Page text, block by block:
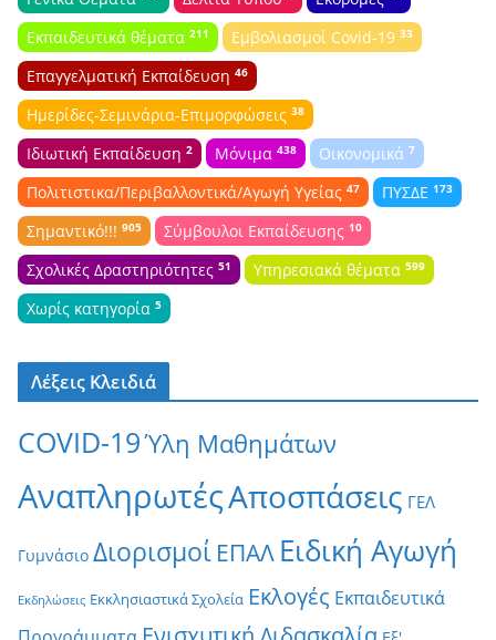
Εκπαιδευτικά θέματα 211 Εμβολιασμοί Covid-19 33
Επαγγελματική Εκπαίδευση 46
Ημερίδες-Σεμινάρια-Επιμορφώσεις 38
Ιδιωτική Εκπαίδευση 2 Μόνιμα 438 Οικονομικά 7
Πολιτιστικα/Περιβαλλοντικά/Αγωγή Υγείας 47 ΠΥΣΔΕ 173
Σημαντικό!!! 905 Σύμβουλοι Εκπαίδευσης 10
Σχολικές Δραστηριότητες 51 Υπηρεσιακά θέματα 599
Χωρίς κατηγορία 5
Λέξεις Κλειδιά
COVID-19Ύλη Μαθημάτων
ΑναπληρωτέςΑποσπάσεις ΓΕΛ
Γυμνάσιο Διορισμοί ΕΠΑΛ Ειδική Αγωγή
Εκδηλώσεις Εκκλησιαστικά Σχολεία Εκλογές Εκπαιδευτικά